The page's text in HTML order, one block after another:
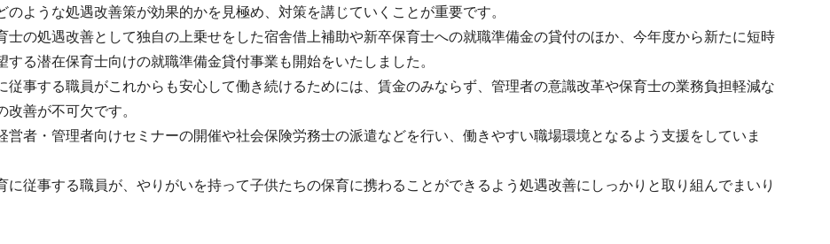
のような処遇改善策が効果的かを見極め、対策を講じていくことが重要です。
士の処遇改善として独自の上乗せをした宿舎借上補助や新卒保育士への就職準備金の貸付のほか、今年度から新たに短時
する潜在保育士向けの就職準備金貸付事業も開始をいたしました。
従事する職員がこれからも安心して働き続けるためには、賃金のみならず、管理者の意識改革や保育士の業務負担軽減な
改善が不可欠です。
営者・管理者向けセミナーの開催や社会保険労務士の派遣などを行い、働きやすい職場環境となるよう支援をしていま
に従事する職員が、やりがいを持って子供たちの保育に携わることができるよう処遇改善にしっかりと取り組んでまいり